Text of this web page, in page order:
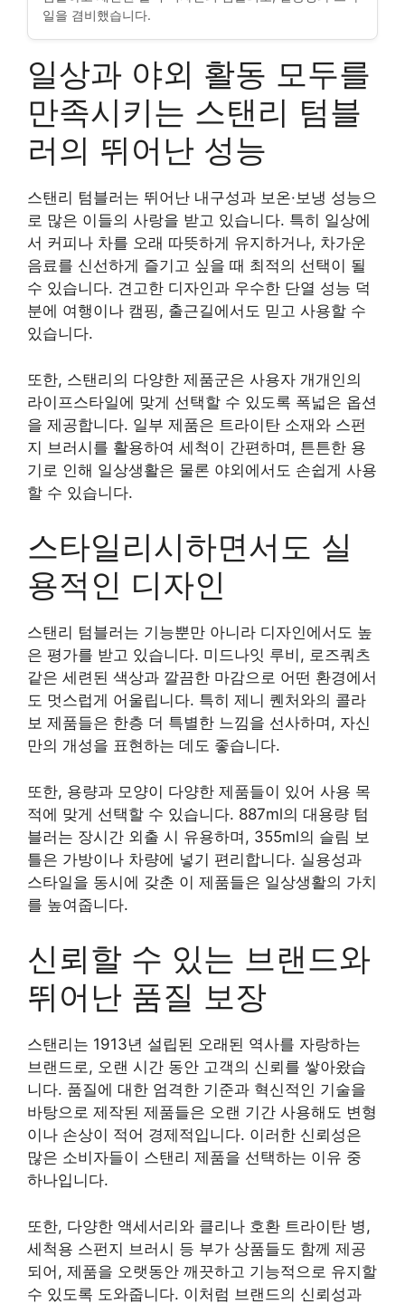
일을 겸비했습니다.
일상과 야외 활동 모두를
만족시키는 스탠리 텀블
러의 뛰어난 성능
스탠리 텀블러는 뛰어난 내구성과 보온·보냉 성능으
로 많은 이들의 사랑을 받고 있습니다. 특히 일상에
서 커피나 차를 오래 따뜻하게 유지하거나, 차가운
음료를 신선하게 즐기고 싶을 때 최적의 선택이 될
수 있습니다. 견고한 디자인과 우수한 단열 성능 덕
분에 여행이나 캠핑, 출근길에서도 믿고 사용할 수
있습니다.
또한, 스탠리의 다양한 제품군은 사용자 개개인의
라이프스타일에 맞게 선택할 수 있도록 폭넓은 옵션
을 제공합니다. 일부 제품은 트라이탄 소재와 스펀
지 브러시를 활용하여 세척이 간편하며, 튼튼한 용
기로 인해 일상생활은 물론 야외에서도 손쉽게 사용
할 수 있습니다.
스타일리시하면서도 실
용적인 디자인
스탠리 텀블러는 기능뿐만 아니라 디자인에서도 높
은 평가를 받고 있습니다. 미드나잇 루비, 로즈쿼츠
같은 세련된 색상과 깔끔한 마감으로 어떤 환경에서
도 멋스럽게 어울립니다. 특히 제니 퀜처와의 콜라
보 제품들은 한층 더 특별한 느낌을 선사하며, 자신
만의 개성을 표현하는 데도 좋습니다.
또한, 용량과 모양이 다양한 제품들이 있어 사용 목
적에 맞게 선택할 수 있습니다. 887ml의 대용량 텀
블러는 장시간 외출 시 유용하며, 355ml의 슬림 보
틀은 가방이나 차량에 넣기 편리합니다. 실용성과
스타일을 동시에 갖춘 이 제품들은 일상생활의 가치
를 높여줍니다.
신뢰할 수 있는 브랜드와
뛰어난 품질 보장
스탠리는 1913년 설립된 오래된 역사를 자랑하는
브랜드로, 오랜 시간 동안 고객의 신뢰를 쌓아왔습
니다. 품질에 대한 엄격한 기준과 혁신적인 기술을
바탕으로 제작된 제품들은 오랜 기간 사용해도 변형
이나 손상이 적어 경제적입니다. 이러한 신뢰성은
많은 소비자들이 스탠리 제품을 선택하는 이유 중
하나입니다.
또한, 다양한 액세서리와 클리나 호환 트라이탄 병,
세척용 스펀지 브러시 등 부가 상품들도 함께 제공
되어, 제품을 오랫동안 깨끗하고 기능적으로 유지할
수 있도록 도와줍니다. 이처럼 브랜드의 신뢰성과